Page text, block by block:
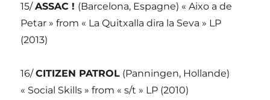
15/ASSAC ! (Barcelona, Espagne) « Aixo a de
Petar » from « La Quitxalla dira la Seva » LP
(2013)
16/CITIZEN PATROL (Panningen, Hollande)
« Social Skills » from « s/t » LP (2010)